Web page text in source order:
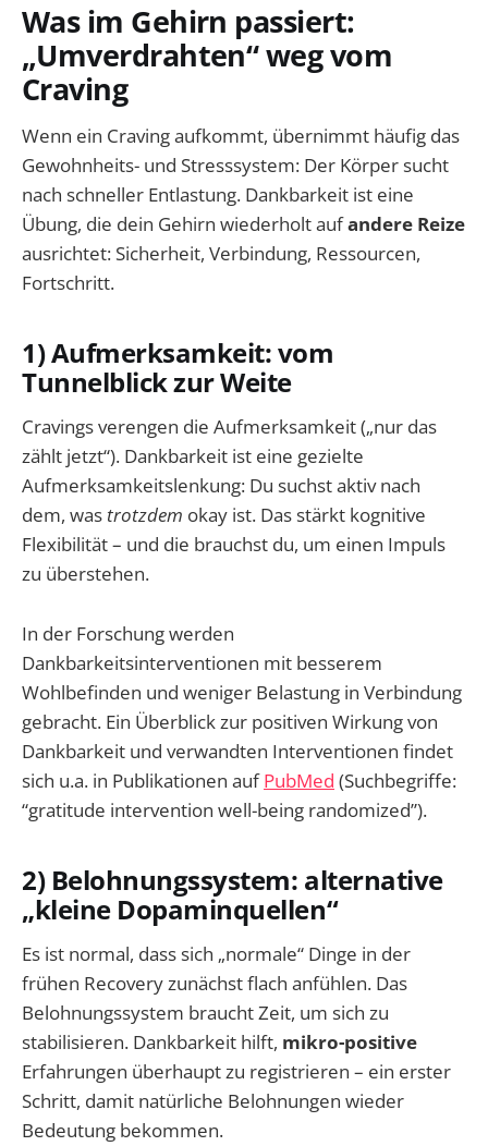
Was im Gehirn passiert:
„Umverdrahten“ weg vom
Craving
Wenn ein Craving aufkommt, übernimmt häufig das
Gewohnheits- und Stresssystem: Der Körper sucht
nach schneller Entlastung. Dankbarkeit ist eine
Übung, die dein Gehirn wiederholt aufandere Reize
ausrichtet: Sicherheit, Verbindung, Ressourcen,
Fortschritt.
1) Aufmerksamkeit: vom
Tunnelblick zur Weite
Cravings verengen die Aufmerksamkeit („nur das
zählt jetzt“). Dankbarkeit ist eine gezielte
Aufmerksamkeitslenkung: Du suchst aktiv nach
dem, was trotzdem okay ist. Das stärkt kognitive
Flexibilität – und die brauchst du, um einen Impuls
zu überstehen.
In der Forschung werden
Dankbarkeitsinterventionen mit besserem
Wohlbefinden und weniger Belastung in Verbindung
gebracht. Ein Überblick zur positiven Wirkung von
Dankbarkeit und verwandten Interventionen findet
sich u.a. in Publikationen aufPubMed (Suchbegriffe:
“gratitude intervention well-being randomized”).
2) Belohnungssystem: alternative
„kleine Dopaminquellen“
Es ist normal, dass sich „normale“ Dinge in der
frühen Recovery zunächst flach anfühlen. Das
Belohnungssystem braucht Zeit, um sich zu
stabilisieren. Dankbarkeit hilft, mikro-positive
Erfahrungen überhaupt zu registrieren – ein erster
Schritt, damit natürliche Belohnungen wieder
Bedeutung bekommen.